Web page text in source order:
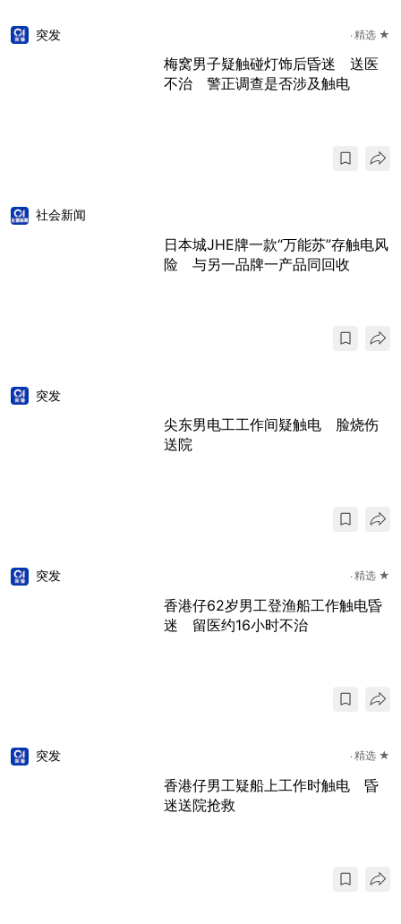
突发 精选 ★
梅窝男子疑触碰灯饰后昏迷 送医
不治 警正调查是否涉及触电
社会新闻
日本城JHE牌一款“万能苏”存触电风
险 与另一品牌一产品同回收
突发
尖东男电工工作间疑触电 脸烧伤
送院
突发 精选 ★
香港仔62岁男工登渔船工作触电昏
迷 留医约16小时不治
突发 精选 ★
香港仔男工疑船上工作时触电 昏
迷送院抢救